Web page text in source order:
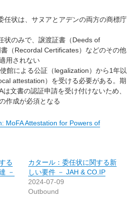
任状は、サヌアとアデンの両方の商標庁
状のみで、譲渡証書（Deeds of
（Recordal Certificates）などのその他
用されない
館による公証（legalization）から1年以
attestation）を受ける必要がある。期
文書の認証申請を受け付けないため、
作成が必須となる
MoFA Attestation for Powers of
る
－
カタール：委任状に関する新
しい要件 － JAH & CO.IP
2024-07-09
Outbound